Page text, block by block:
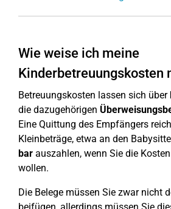
Wie weise ich meine
Kinderbetreuungskosten
Betreuungskosten lassen sich über
die dazugehörigen
Eine Quittung des Empfängers
Kleinbeträge, etwa an den
bar auszahlen, wenn Sie die
wollen.
Die Belege müssen Sie zwar nicht